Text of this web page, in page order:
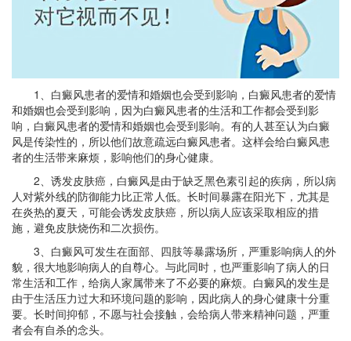
1、白癜风患者的爱情和婚姻也会受到影响，白癜风患者的爱情
和婚姻也会受到影响，因为白癜风患者的生活和工作都会受到影
响，白癜风患者的爱情和婚姻也会受到影响。有的人甚至认为白癜
风是传染性的，所以他们故意疏远白癜风患者。这样会给白癜风患
者的生活带来麻烦，影响他们的身心健康。
2、诱发皮肤癌，白癜风是由于缺乏黑色素引起的疾病，所以病
人对紫外线的防御能力比正常人低。长时间暴露在阳光下，尤其是
在炎热的夏天，可能会诱发皮肤癌，所以病人应该采取相应的措
施，避免皮肤烧伤和二次损伤。
3、白癜风可发生在面部、四肢等暴露场所，严重影响病人的外
貌，很大地影响病人的自尊心。与此同时，也严重影响了病人的日
常生活和工作，给病人家属带来了不必要的麻烦。白癜风的发生是
由于生活压力过大和环境问题的影响，因此病人的身心健康十分重
要。长时间抑郁，不愿与社会接触，会给病人带来精神问题，严重
者会有自杀的念头。